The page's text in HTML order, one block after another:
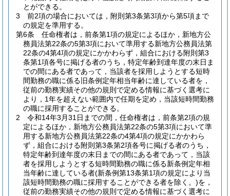
とができる。
3
前2項の場合においては，附則第3条第3項から第5項まで
の規定を準用する。
第6条
任命権者は，前条第1項の規定によるほか，新地方公
務員法第22条の5第3項において準用する新地方公務員法第
22条の4第4項の規定にかかわらず，組合における附則第3
条第1項各号に掲げる者のうち，特定年齢到達年度の末日ま
での間にある者であって，当該者を採用しようとする短時
間勤務の職に係る旧条例定年相当年齢に達している者を，
従前の勤務実績その他の規則で定める情報に基づく選考に
より，1年を超えない範囲内で任期を定め，当該短時間勤務
の職に採用することができる。
2
令和14年3月31日までの間，任命権者は，前条第2項の規
定によるほか，新地方公務員法第22条の5第3項において準
用する新地方公務員法第22条の4第4項の規定にかかわら
ず，組合における附則第3条第2項各号に掲げる者のうち，
特定年齢到達年度の末日までの間にある者であって，当該
者を採用しようとする短時間勤務の職に係る新条例定年相
当年齢に達している者(新条例第13条第1項の規定により当
該短時間勤務の職に採用することができる者を除く。)を，
従前の勤務実績その他の規則で定める情報に基づく選考に